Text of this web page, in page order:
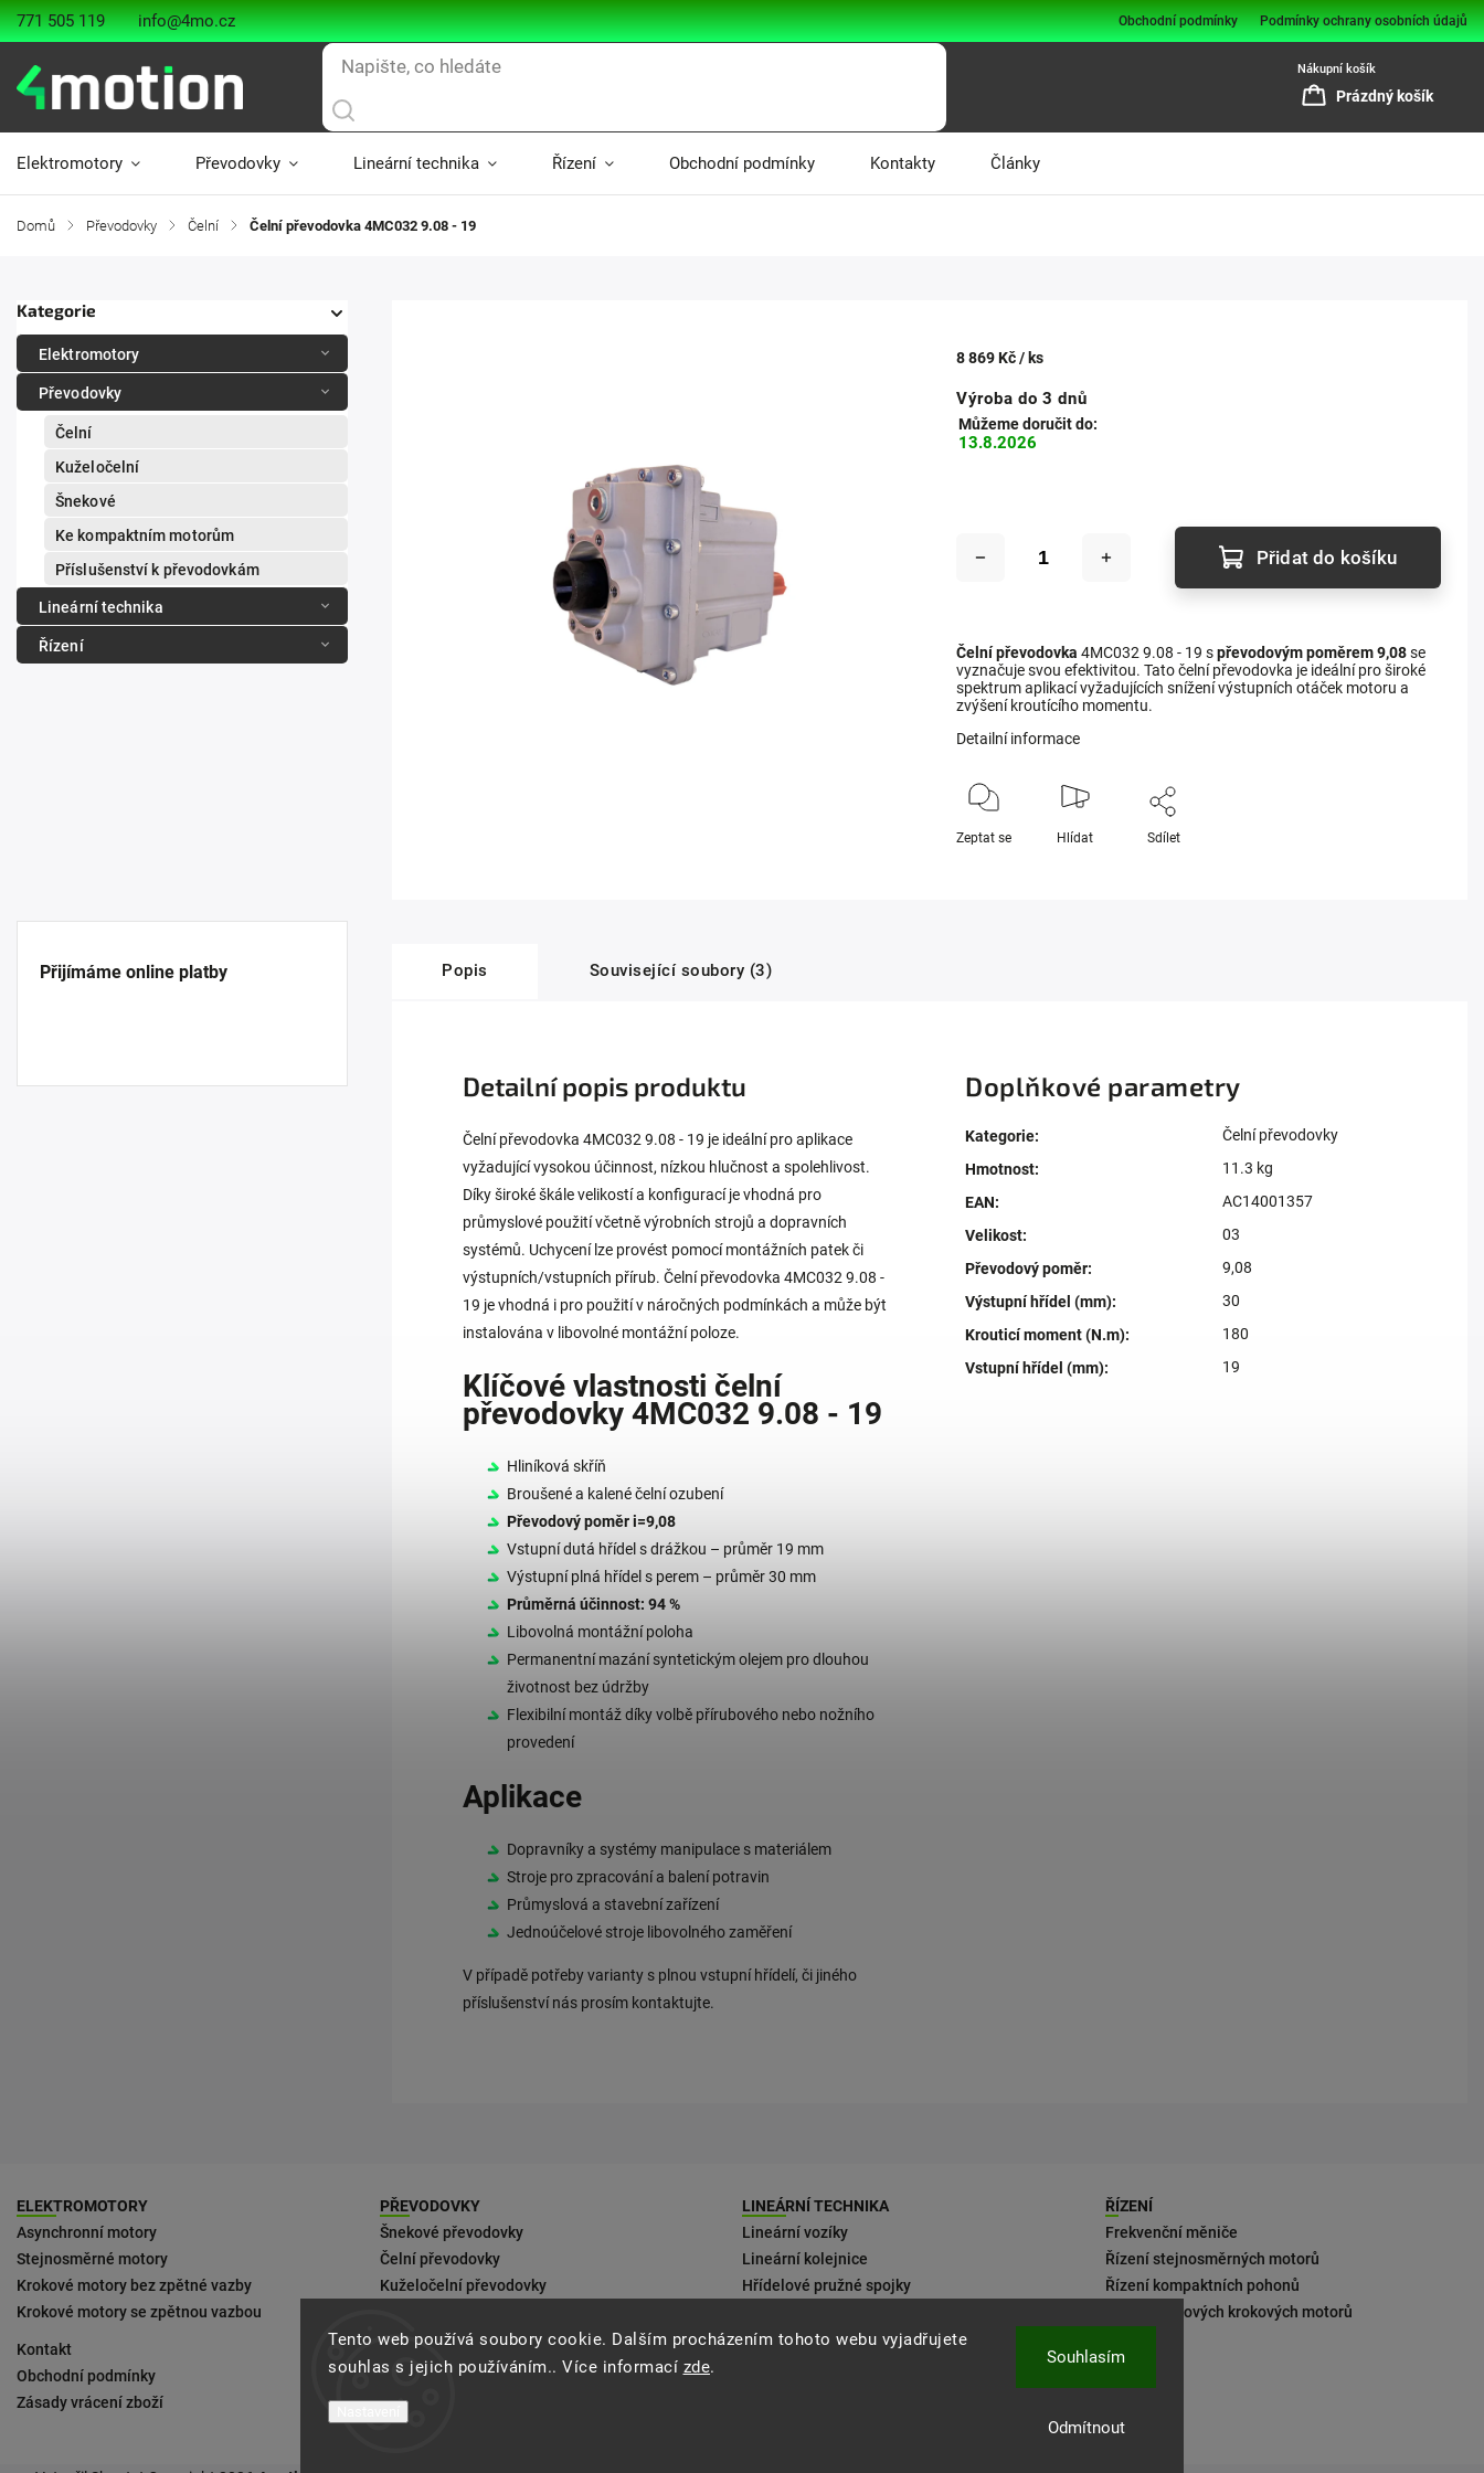
Tento web používá soubory cookie. Dalším procházením tohoto webu vyjadřujete
souhlas s jejich používáním.. Více informací zde.
Odmítnout
Souhlasím
771 505 119 info@4mo.cz Obchodní podmínky Podmínky ochrany osobních údajů
Nákupní košík
Prázdný košík
Elektromotory Převodovky Lineární technika Řízení Obchodní podmínky Kontakty Články
Domů / Převodovky / Čelní / Čelní převodovka 4MC032 9.08 - 19
Kategorie
Elektromotory
Převodovky
Čelní
Kuželočelní
Šnekové
Ke kompaktním motorům
Příslušenství k převodovkám
Lineární technika
Řízení
Přijímáme online platby
8 869 Kč/ ks
Výroba do 3 dnů
Můžeme doručit do:
13.8.2026
Přidat do košíku
Čelní převodovka 4MC032 9.08 - 19 spřevodovým poměrem 9,08se
vyznačuje svou efektivitou. Tato čelní převodovka je ideální pro široké
spektrum aplikací vyžadujících snížení výstupních otáček motoru a
zvýšení kroutícího momentu.
Detailní informace
Zeptat se Hlídat Sdílet
Popis Související soubory (3)
Detailní popis produktu
Čelní převodovka 4MC032 9.08 - 19 je ideální pro aplikace
vyžadující vysokou účinnost, nízkou hlučnost a spolehlivost.
Díky široké škále velikostí a konfigurací je vhodná pro
průmyslové použití včetně výrobních strojů a dopravních
systémů. Uchycení lze provést pomocí montážních patek či
výstupních/vstupních přírub. Čelní převodovka 4MC032 9.08 -
19 je vhodná i pro použití v náročných podmínkách a může být
instalována v libovolné montážní poloze.
Klíčové vlastnosti čelní
převodovky 4MC032 9.08 - 19
Hliníková skříň
Broušené a kalené čelní ozubení
Převodový poměr i=9,08
Vstupní dutá hřídel s drážkou – průměr 19 mm
Výstupní plná hřídel s perem – průměr 30 mm
Průměrná účinnost: 94 %
Libovolná montážní poloha
Permanentní mazání syntetickým olejem pro dlouhou
životnost bez údržby
Flexibilní montáž díky volbě přírubového nebo nožního
provedení
Aplikace
Dopravníky a systémy manipulace s materiálem
Stroje pro zpracování a balení potravin
Průmyslová a stavební zařízení
Jednoúčelové stroje libovolného zaměření
V případě potřeby varianty s plnou vstupní hřídelí, či jiného
příslušenství nás prosím kontaktujte.
Doplňkové parametry
Kategorie:
Čelní převodovky
Hmotnost:
11.3 kg
EAN:
AC14001357
Velikost:
03
Převodový poměr:
9,08
Výstupní hřídel (mm):
30
Krouticí moment (N.m):
180
Vstupní hřídel (mm): 19
ELEKTROMOTORY
Asynchronní motory
Stejnosměrné motory
Krokové motory bez zpětné vazby
Krokové motory se zpětnou vazbou
PŘEVODOVKY
Šnekové převodovky
Čelní převodovky
Kuželočelní převodovky
LINEÁRNÍ TECHNIKA
Lineární vozíky
Lineární kolejnice
Hřídelové pružné spojky
ŘÍZENÍ
Frekvenční měniče
Řízení stejnosměrných motorů
Řízení kompaktních pohonů
Řízení 2fázových krokových motorů
Kontakt
Obchodní podmínky
Zásady vrácení zboží
Podmínky doručení